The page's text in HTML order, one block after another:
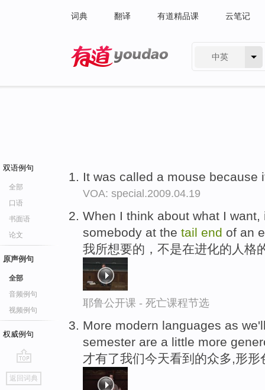
词典 翻译 有道精品课 云笔记
中英
双语例句
全部
口语
书面语
论文
原声例句
全部
音频例句
视频例句
权威例句
go
top
返回词典
It was called a mouse because
VOA: special.2009.04.19
When I think about what I
somebody at the tail end of an
我所想要的，不是在进化的人格
耶鲁公开课 - 死亡课程节选
More modern languages as
semester are a little more
才有了我们今天看到的众多,形